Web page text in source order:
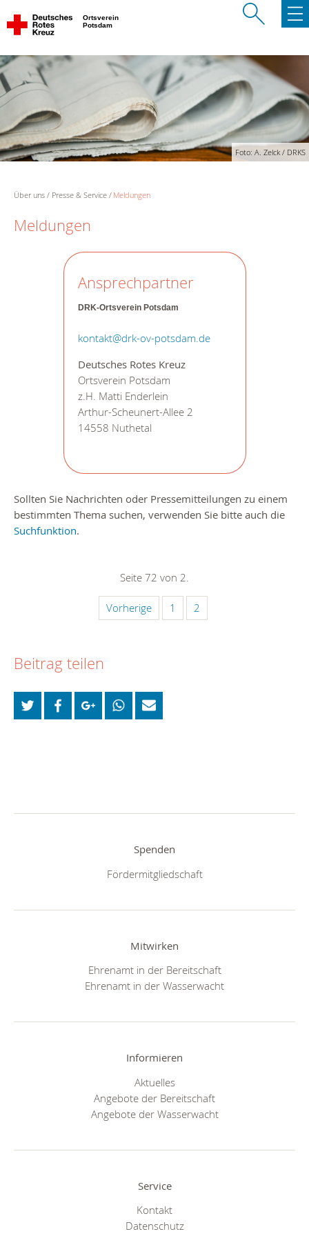
Ortsverein
Potsdam
Foto: A. Zelck / DRKS
Über uns Presse & Service Meldungen
Meldungen
Ansprechpartner
DRK-Ortsverein Potsdam
kontakt@drk-ov-potsdam.de
Deutsches Rotes Kreuz
Ortsverein Potsdam
z.H. Matti Enderlein
Arthur-Scheunert-Allee 2
14558 Nuthetal
Sollten Sie Nachrichten oder Pressemitteilungen zu einem
bestimmten Thema suchen, verwenden Sie bitte auch die
Suchfunktion.
Seite 72 von 2.
Vorherige 1 2
Beitrag teilen
Spenden
Fördermitgliedschaft
Mitwirken
Ehrenamt in der Bereitschaft
Ehrenamt in der Wasserwacht
Informieren
Aktuelles
Angebote der Bereitschaft
Angebote der Wasserwacht
Service
Kontakt
Datenschutz